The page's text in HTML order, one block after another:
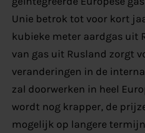
Unie betrok tot voor kort
kubieke meter aardgas uit
van gas uit Rusland zorgt
veranderingen in de
zal doorwerken in heel
wordt nog krapper, de
mogelijk op langere